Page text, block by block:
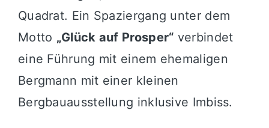
Quadrat. Ein Spaziergang unter dem
Motto „Glück auf Prosper“ verbindet
eine Führung mit einem ehemaligen
Bergmann mit einer kleinen
Bergbauausstellung inklusive Imbiss.